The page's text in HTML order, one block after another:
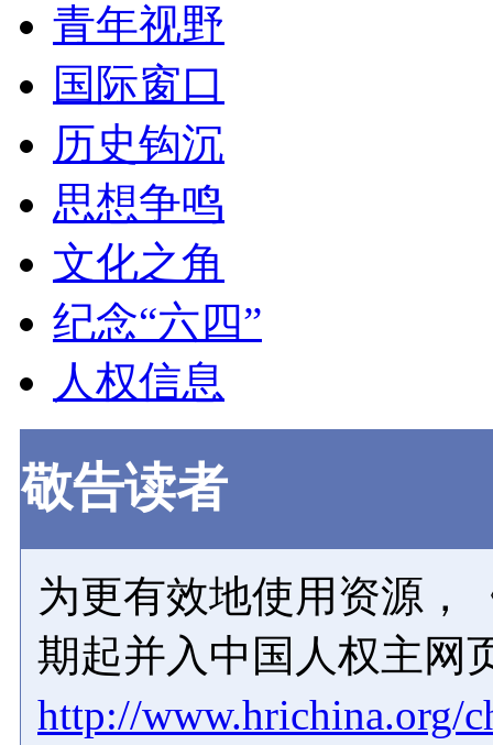
青年视野
国际窗口
历史钩沉
思想争鸣
文化之角
纪念“六四”
人权信息
敬告读者
为更有效地使用资源，
期起并入中国人权主网
http://www.hrichina.org/